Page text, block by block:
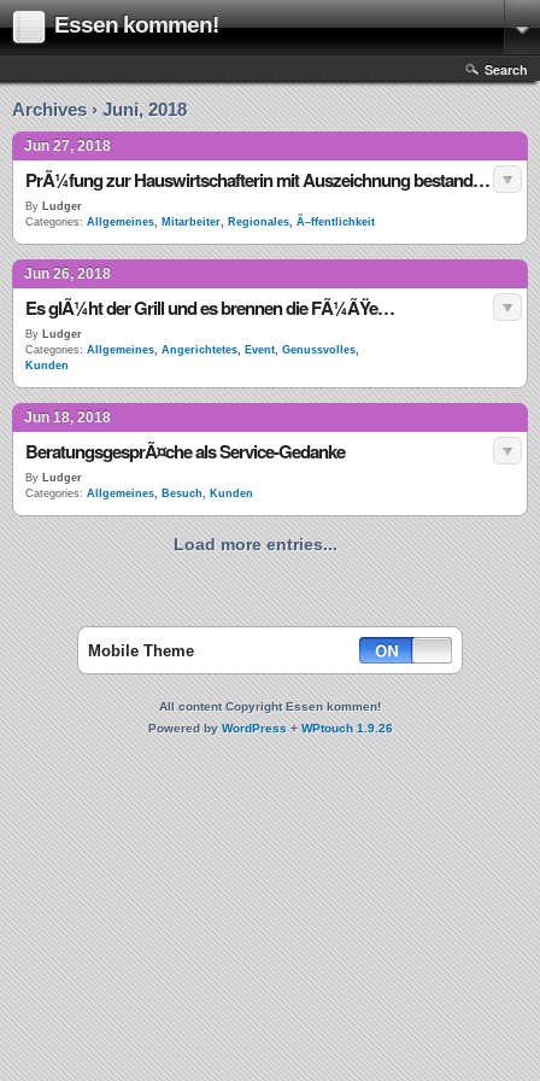
Essen kommen!
Search
Archives › Juni, 2018
Jun 27, 2018
PrÃ¼fung zur Hauswirtschafterin mit Auszeichnung bestanden!
By Ludger
Categories: Allgemeines, Mitarbeiter, Regionales, Ã–ffentlichkeit
Jun 26, 2018
Es glÃ¼ht der Grill und es brennen die FÃ¼ÃŸe…
By Ludger
Categories: Allgemeines, Angerichtetes, Event, Genussvolles,
Kunden
Jun 18, 2018
BeratungsgesprÃ¤che als Service-Gedanke
By Ludger
Categories: Allgemeines, Besuch, Kunden
Load more entries...
Mobile Theme
All content Copyright Essen kommen!
Powered byWordPress+WPtouch 1.9.26